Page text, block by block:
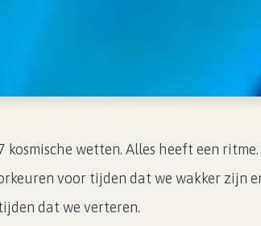
kosmische wetten. Alles heeft een
voor tijden dat we wakker zijn
dat we verteren.